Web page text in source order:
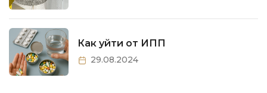
Как уйти от ИПП
29.08.2024